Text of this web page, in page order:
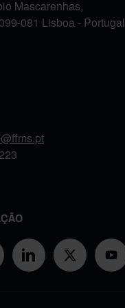
Mascarenhas,
081 Lisboa - Portugal